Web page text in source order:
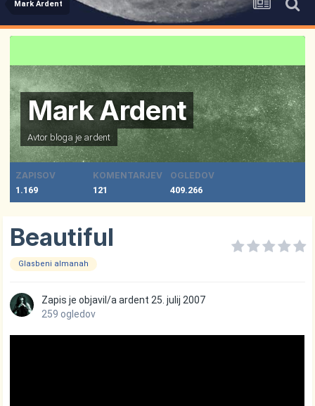
Mark Ardent
Mark Ardent
Avtor bloga je ardent
ZAPISOV
1.169
KOMENTARJEV
121
OGLEDOV
409.266
Beautiful
Glasbeni almanah
Zapis je objavil/aardent 25. julij 2007
259 ogledov